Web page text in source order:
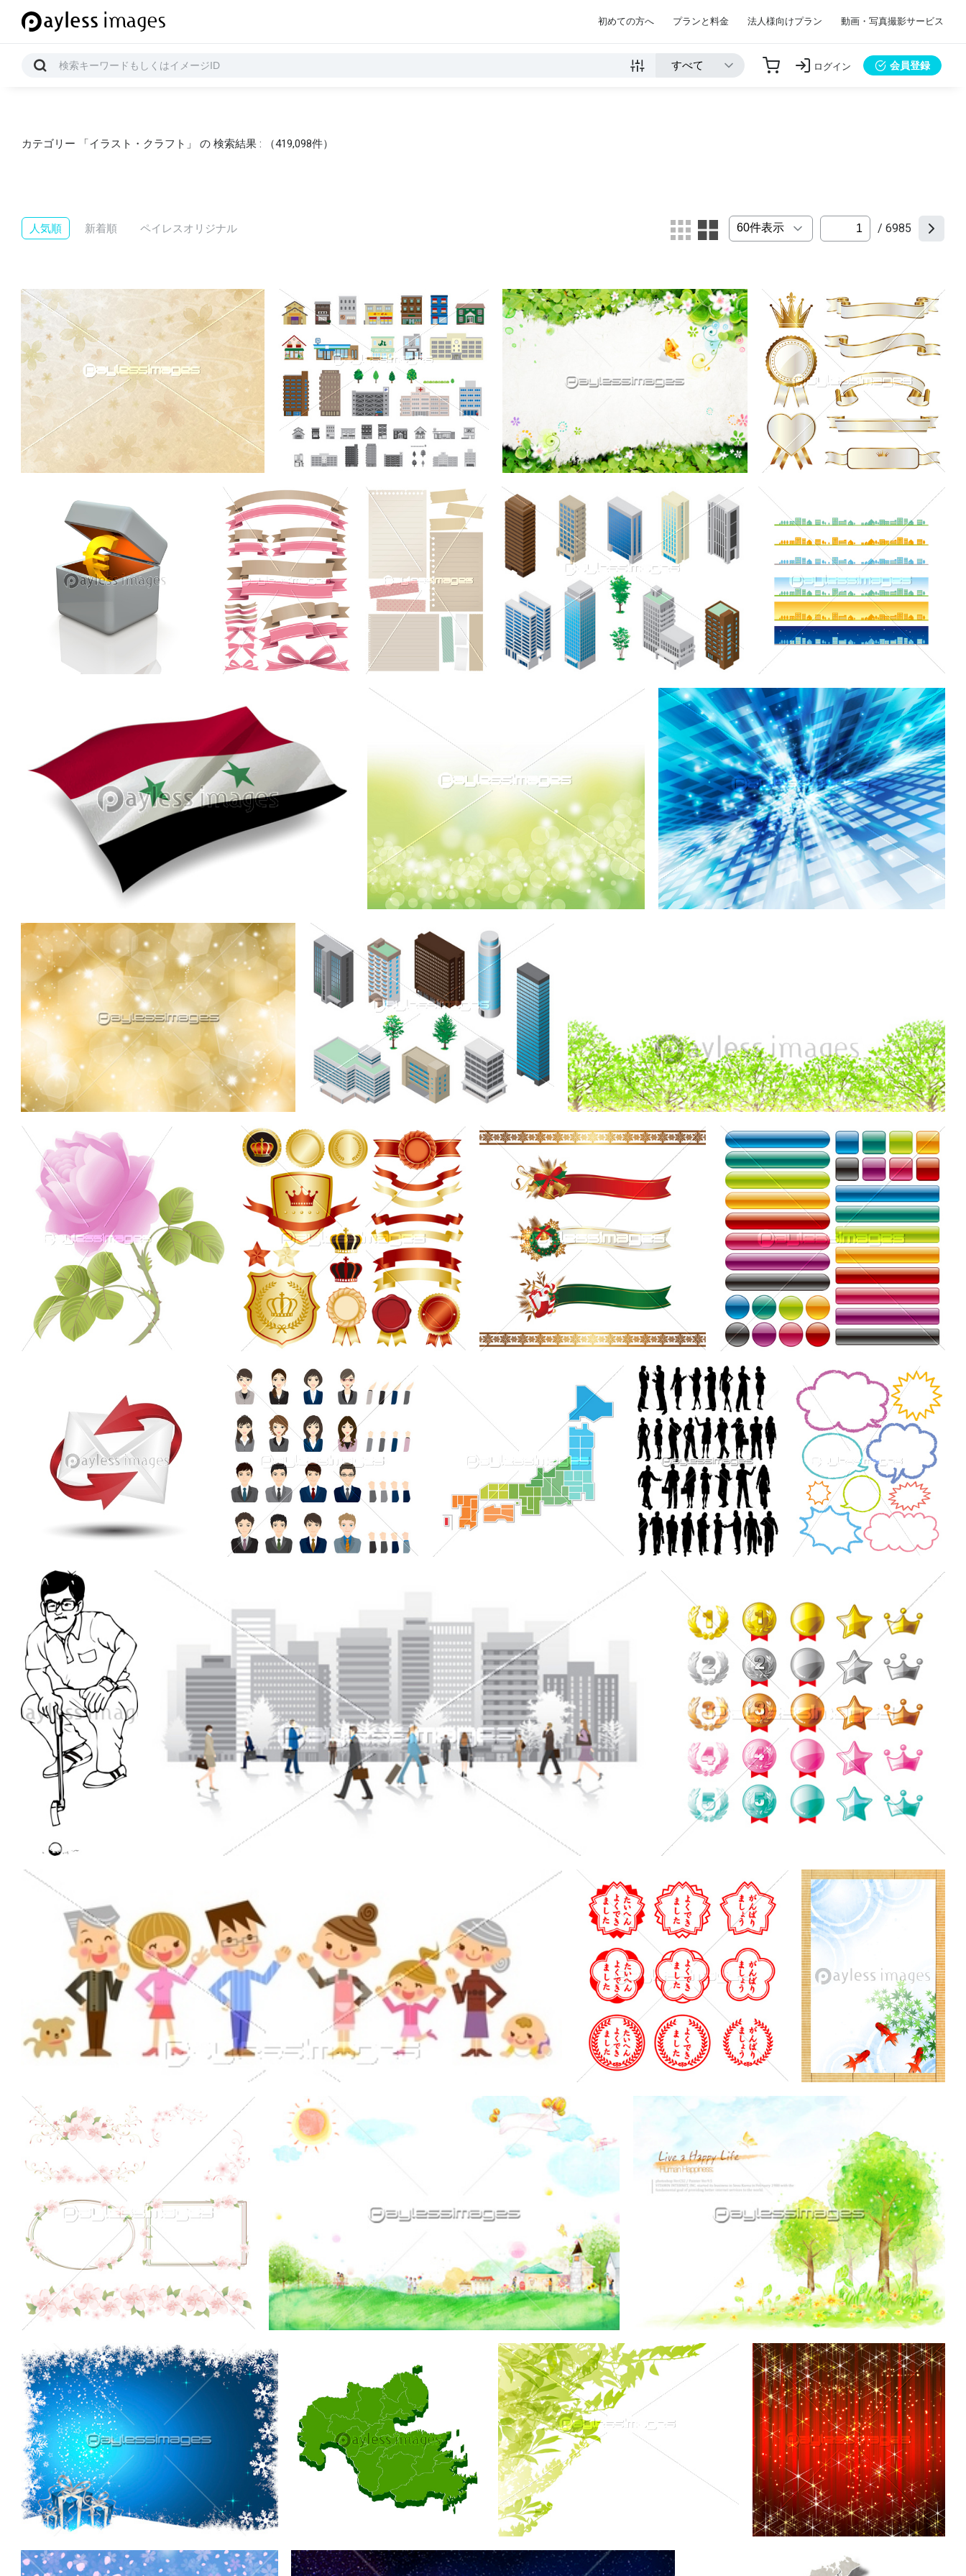
初めての方へ プランと料金 法人様向けプラン 動画・写真撮影サービス
ログイン 会員登録
カテゴリー 「イラスト・クラフト」 の 検索結果 : （419,098件）
人気順 新着順 ペイレスオリジナル / 6985